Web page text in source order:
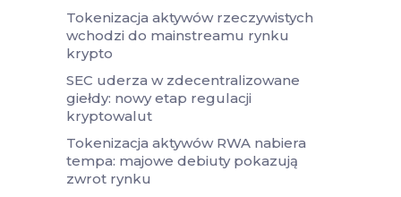
Tokenizacja aktywów rzeczywistych
wchodzi do mainstreamu rynku
krypto
SEC uderza w zdecentralizowane
giełdy: nowy etap regulacji
kryptowalut
Tokenizacja aktywów RWA nabiera
tempa: majowe debiuty pokazują
zwrot rynku